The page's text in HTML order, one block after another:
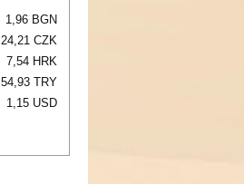
1,96 BGN
24,21 CZK
7,54 HRK
54,93 TRY
1,15 USD